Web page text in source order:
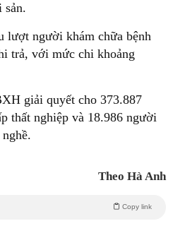
sản.
lượt người khám chữa bệnh
trả, với mức chi khoảng
giải quyết cho 373.887
thất nghiệp và 18.986 người
Theo Hà Anh
Copy link